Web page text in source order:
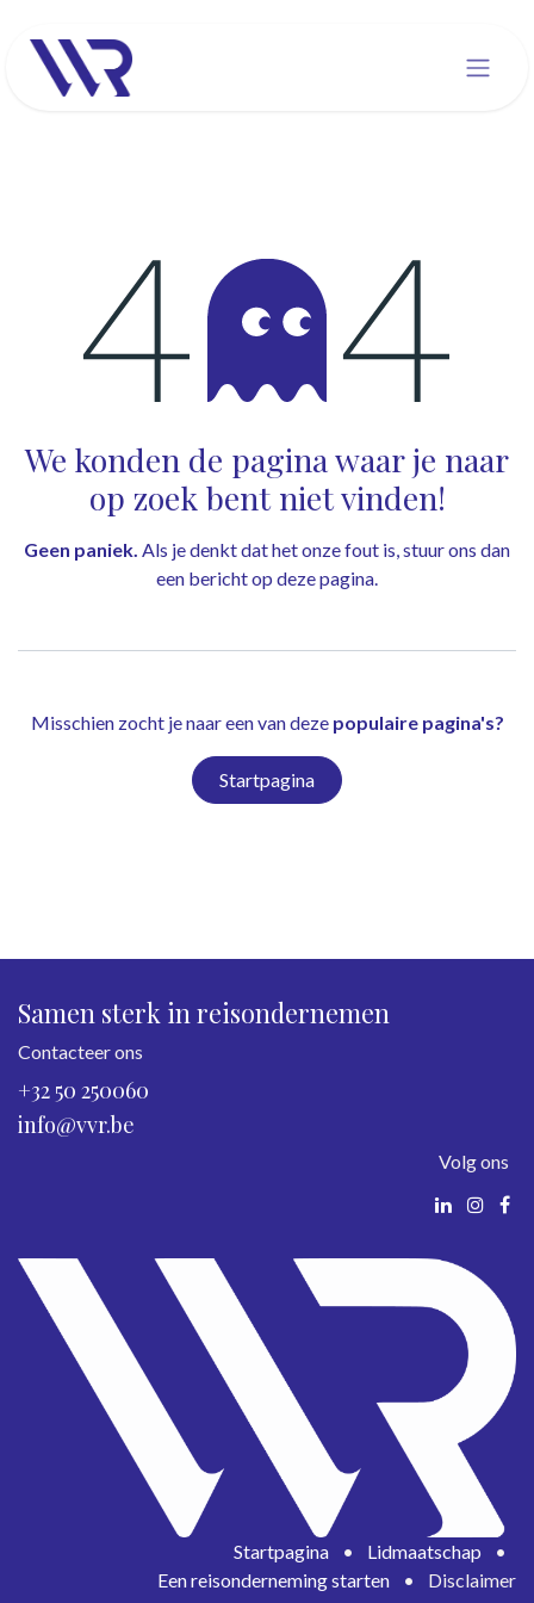
Fout 404
We konden de pagina waar je naar
op zoek bent niet vinden!
Geen paniek. Als je denkt dat het onze fout is, stuur ons dan
een bericht op deze pagina.
Misschien zocht je naar een van deze populaire pagina's?
Startpagina
Samen sterk in reisondernemen
Contacteer ons
+32 50 250060
info@vvr.be
Volg ons
Startpagina • Lidmaatschap
•
Een reisonderneming starten
• Disclaimer